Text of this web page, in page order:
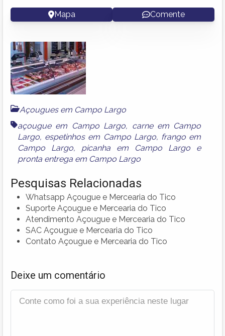
Mapa Comente
Açougues em Campo Largo
açougue em Campo Largo, carne em Campo
Largo, espetinhos em Campo Largo, frango em
Campo Largo, picanha em Campo Largo e
pronta entrega em Campo Largo
Pesquisas Relacionadas
Whatsapp Açougue e Mercearia do Tico
Suporte Açougue e Mercearia do Tico
Atendimento Açougue e Mercearia do Tico
SAC Açougue e Mercearia do Tico
Contato Açougue e Mercearia do Tico
Deixe um comentário